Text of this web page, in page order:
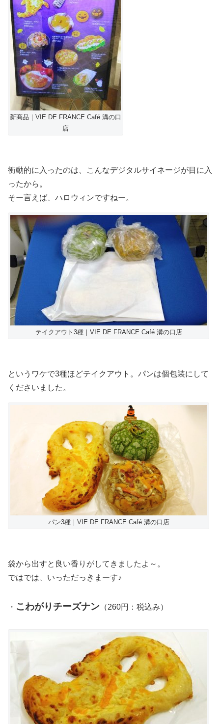
新商品｜VIE DE FRANCE Café 溝の口
店
衝動的に入ったのは、こんなデジタルサイネージが目に入
ったから。
そー言えば、ハロウィンですねー。
テイクアウト3種｜VIE DE FRANCE Café 溝の口店
というワケで3種ほどテイクアウト。パンは個包装にして
くださいました。
パン3種｜VIE DE FRANCE Café 溝の口店
袋から出すと良い香りがしてきましたよ～。
ではでは、いっただっきまーす♪
・ こわがりチーズナン （260円：税込み）